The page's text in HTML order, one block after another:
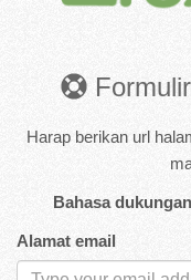
Harap berikan url
Bahasa
Alamat email